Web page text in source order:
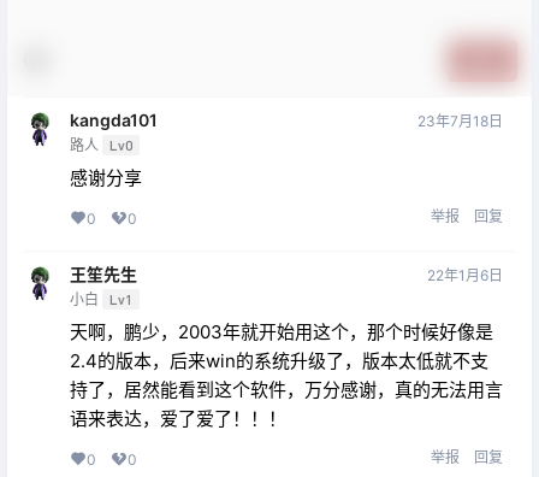
kangda101
路人 Lv0
23年7月18日
感谢分享
0 0 举报 回复
王笙先生
小白 Lv1
22年1月6日
天啊，鹏少，2003年就开始用这个，那个时候好像是
2.4的版本，后来win的系统升级了，版本太低就不支
持了，居然能看到这个软件，万分感谢，真的无法用言
语来表达，爱了爱了！！！
0 0 举报 回复